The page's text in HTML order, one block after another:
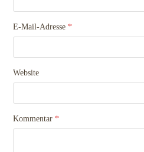
E-Mail-Adresse*
Website
Kommentar*